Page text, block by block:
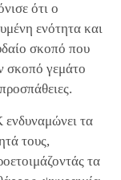
ότι ο
ενότητα και
σκοπό που
σκοπό γεμάτο
τα
τους,
τα